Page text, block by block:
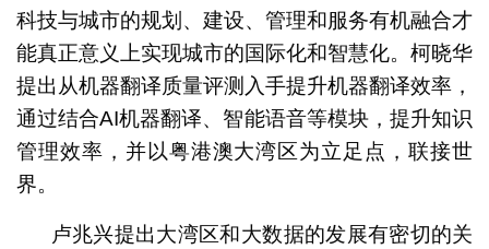
科技与城市的规划、建设、管理和服务有机融合才
能真正意义上实现城市的国际化和智慧化。柯晓华
提出从机器翻译质量评测入手提升机器翻译效率，
通过结合AI机器翻译、智能语音等模块，提升知识
管理效率，并以粤港澳大湾区为立足点，联接世
界。
卢兆兴提出大湾区和大数据的发展有密切的关